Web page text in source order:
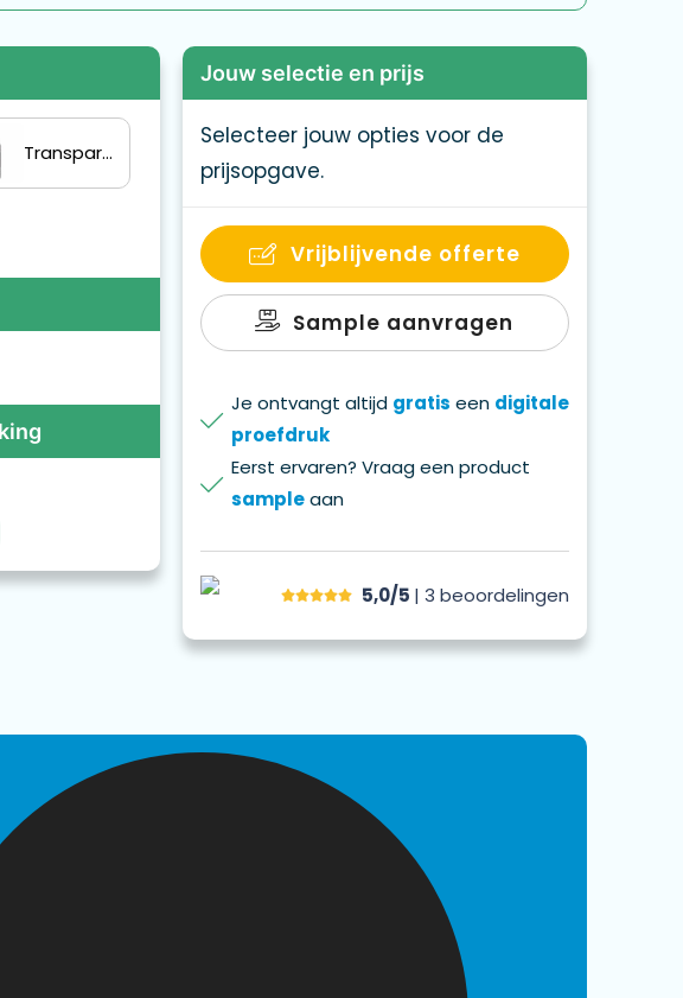
Transparant/Transparant
Jouw selectie en prijs
Selecteer jouw opties voor de
prijsopgave.
Vrijblijvende offerte
Sample aanvragen
Je ontvangt altijd gratis een digitale
proefdruk
Eerst ervaren? Vraag een product
sampleaan
5,0/5 | 3 beoordelingen